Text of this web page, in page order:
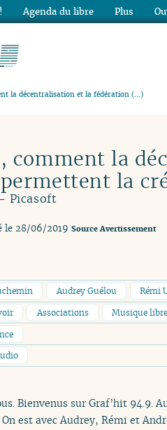
la décentralisation et la fédération (…)
comment la
la
Picasoft
le 28/06/2019 Source Avertissement
Audrey Guélou Rémi
Associations Musique libre
Bienvenus sur Graf’hit 94.9.
est avec Audrey, Rémi et
Agenda du libre Plus